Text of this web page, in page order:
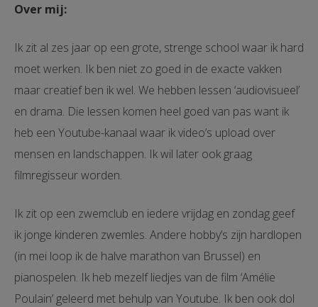
Over mij:
Ik zit al zes jaar op een grote, strenge school waar ik hard
moet werken. Ik ben niet zo goed in de exacte vakken
maar creatief ben ik wel. We hebben lessen ‘audiovisueel’
en drama. Die lessen komen heel goed van pas want ik
heb een Youtube-kanaal waar ik video’s upload over
mensen en landschappen. Ik wil later ook graag
filmregisseur worden.
Ik zit op een zwemclub en iedere vrijdag en zondag geef
ik jonge kinderen zwemles. Andere hobby’s zijn hardlopen
(in mei loop ik de halve marathon van Brussel) en
pianospelen. Ik heb mezelf liedjes van de film ‘Amélie
Poulain’ geleerd met behulp van Youtube. Ik ben ook dol